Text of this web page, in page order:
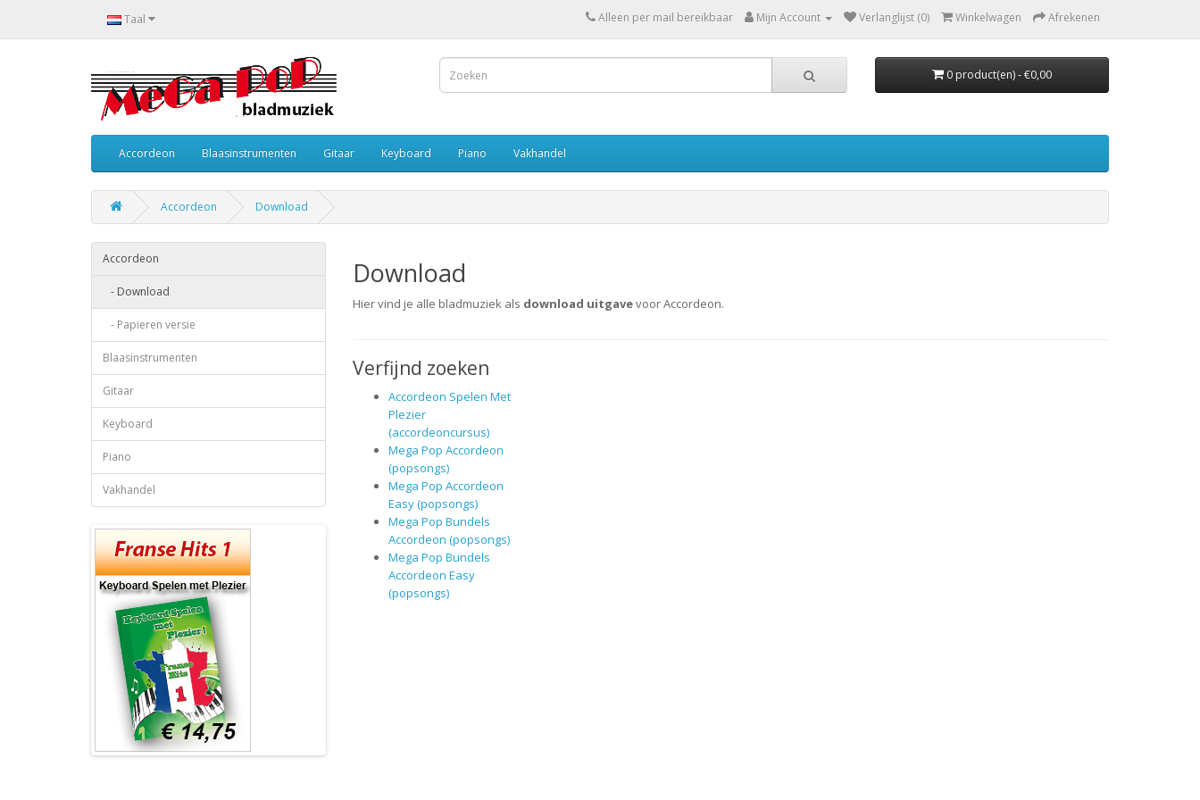
Taal Alleen per mail bereikbaar Mijn Account Verlanglijst (0) Winkelwagen Afrekenen
0 product(en) - €0,00
Accordeon Blaasinstrumenten Gitaar Keyboard Piano Vakhandel
Accordeon Download
Accordeon
- Download
- Papieren versie
Blaasinstrumenten
Gitaar
Keyboard
Piano
Vakhandel
Download
Hier vind je alle bladmuziek als download uitgavevoor Accordeon.
Verfijnd zoeken
Accordeon Spelen Met
Plezier
(accordeoncursus)
Mega Pop Accordeon
(popsongs)
Mega Pop Accordeon
Easy (popsongs)
Mega Pop Bundels
Accordeon (popsongs)
Mega Pop Bundels
Accordeon Easy
(popsongs)